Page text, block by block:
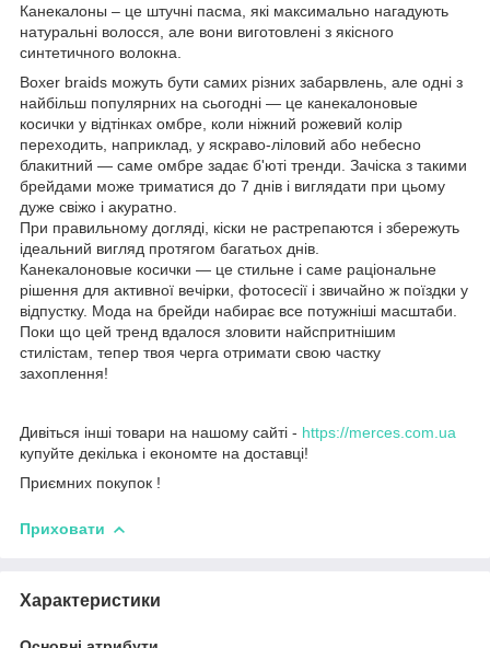
Канекалоны – це штучні пасма, які максимально нагадують
натуральні волосся, але вони виготовлені з якісного
синтетичного волокна.
Boxer braids можуть бути самих різних забарвлень, але одні з
найбільш популярних на сьогодні — це канекалоновые
косички у відтінках омбре, коли ніжний рожевий колір
переходить, наприклад, у яскраво-ліловий або небесно
блакитний — саме омбре задає б'юті тренди. Зачіска з такими
брейдами може триматися до 7 днів і виглядати при цьому
дуже свіжо і акуратно.
При правильному догляді, кіски не растрепаются і збережуть
ідеальний вигляд протягом багатьох днів.
Канекалоновые косички — це стильне і саме раціональне
рішення для активної вечірки, фотосесії і звичайно ж поїздки у
відпустку. Мода на брейди набирає все потужніші масштаби.
Поки що цей тренд вдалося зловити найспритнішим
стилістам, тепер твоя черга отримати свою частку
захоплення!
Дивіться інші товари на нашому сайті - https://merces.com.ua
купуйте декілька і економте на доставці!
Приємних покупок !
Приховати
Характеристики